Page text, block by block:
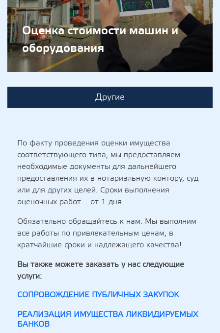
Оценка стоимости машин и
оборудования
Другие
По факту проведения оценки имущества
соответствующего типа, мы предоставляем
необходимые документы для дальнейшего
предоставления их в нотариальную контору, суд
или для других целей. Сроки выполнения
оценочных работ – от 1 дня.
Обязательно обращайтесь к нам. Мы выполним
все работы по привлекательным ценам, в
кратчайшие сроки и надлежащего качества!
Вы также можете заказать у нас следующие
услуги:
СОПРОВОЖДЕНИЕ ПУБЛИЧНЫХ ЗАКУПОК
РЕАЛИЗАЦИЯ ИМУЩЕСТВА ЛИКВИДИРУЕМЫХ
БАНКОВ